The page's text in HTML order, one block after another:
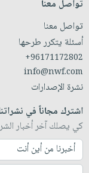
تواصل معنا
تواصل معنا
أسئلة يتكرر طرحها
+96171172802
info@nwf.com
نشرة الإصدارات
اشترك مجاناً في
كي يصلك آخر أخبار